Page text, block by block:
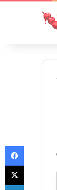
Facebook
X
LinkedIn